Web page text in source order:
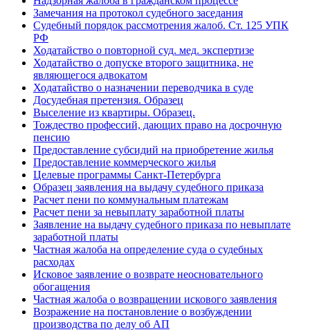
Замечания на протокол судебного заседания
Судебный порядок рассмотрения жалоб. Ст. 125 УПК
РФ
Ходатайство о повторной суд. мед. экспертизе
Ходатайство о допуске второго защитника, не
являющегося адвокатом
Ходатайство о назначении переводчика в суде
Досудебная претензия. Образец
Выселение из квартиры. Образец.
Тождество профессий, дающих право на досрочную
пенсию
Предоставление субсидий на приобретение жилья
Предоставление коммерческого жилья
Целевые программы Санкт-Петербурга
Образец заявления на выдачу судебного приказа
Расчет пени по коммунальным платежам
Расчет пени за невыплату заработной платы
Заявление на выдачу судебного приказа по невыплате
заработной платы
Частная жалоба на определение суда о судебных
расходах
Исковое заявление о возврате неосновательного
обогащения
Частная жалоба о возвращении искового заявления
Возражение на постановление о возбуждении
производства по делу об АП